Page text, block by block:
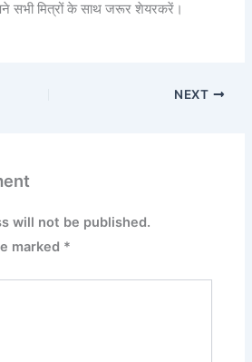
सभी मित्रों के साथ जरूर शेयरकरें।
NEXT
will not be published.
marked *